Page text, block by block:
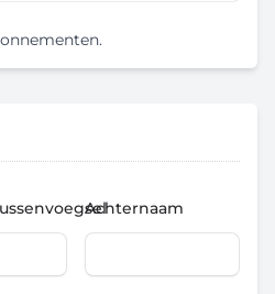
Achternaam